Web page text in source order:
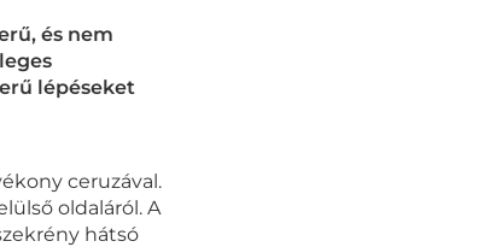
és nem
lépéseket
ceruzával.
oldaláról. A
hátsó